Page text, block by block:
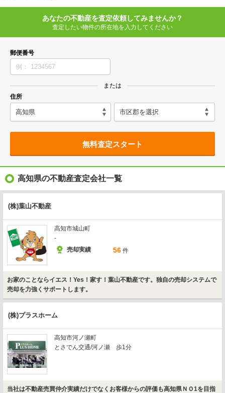
あなたの不動産を査定依頼してみませんか？
査定したい物件の所在地を入力してください
郵便番号
または
住所
無料査定スタート
高知県の不動産査定会社一覧
(株)葉山不動産
高知市城山町
-
売却実績
56 件
お家のことならイエス！Yes！家す！葉山不動産です。独自の売却システムで
売却を力強くサポートします。
(株)プラスホーム
高知市河ノ瀬町
とさでん交通/河ノ瀬 歩1分
当社は不動産売買仲介実績だけでなくお客様からの評価も高知県ＮＯ1を目指